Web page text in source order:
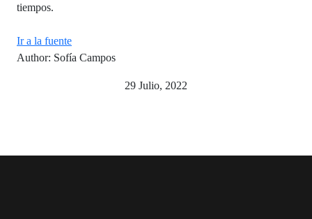
tiempos.
Ir a la fuente
Author: Sofía Campos
29 Julio, 2022